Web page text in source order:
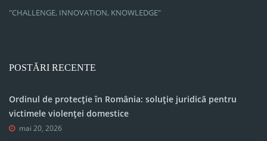
"CHALLENGE, INNOVATION, KNOWLEDGE"
POSTĂRI RECENTE
Ordinul de protecție în România: soluție juridică pentru
victimele violenței domestice
mai 20, 2026